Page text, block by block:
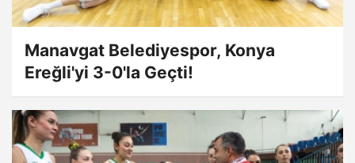
Manavgat Belediyespor, Konya
Ereğli'yi 3-0'la Geçti!